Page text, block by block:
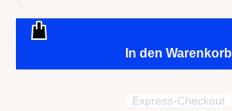
In den Warenkorb
Express-Checkout